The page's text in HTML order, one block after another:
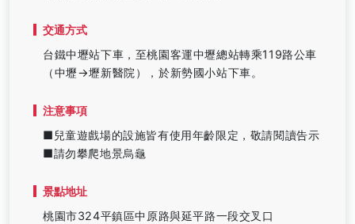
交通方式
台鐵中壢站下車，至桃園客運中壢總站轉乘119路公車
（中壢→壢新醫院），於新勢國小站下車。
注意事項
■兒童遊戲場的設施皆有使用年齡限定，敬請閱讀告示
■請勿攀爬地景烏龜
景點地址
桃園市324平鎮區中原路與延平路一段交叉口